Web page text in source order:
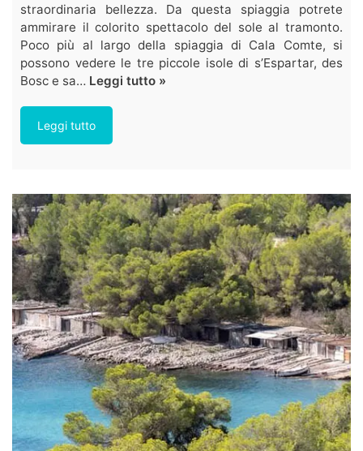
straordinaria bellezza. Da questa spiaggia potrete
ammirare il colorito spettacolo del sole al tramonto.
Poco più al largo della spiaggia di Cala Comte, si
possono vedere le tre piccole isole di s’Espartar, des
Bosc e sa… Leggi tutto »
Leggi tutto